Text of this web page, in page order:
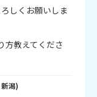
しくお願いしま
方教えてくださ
新潟)